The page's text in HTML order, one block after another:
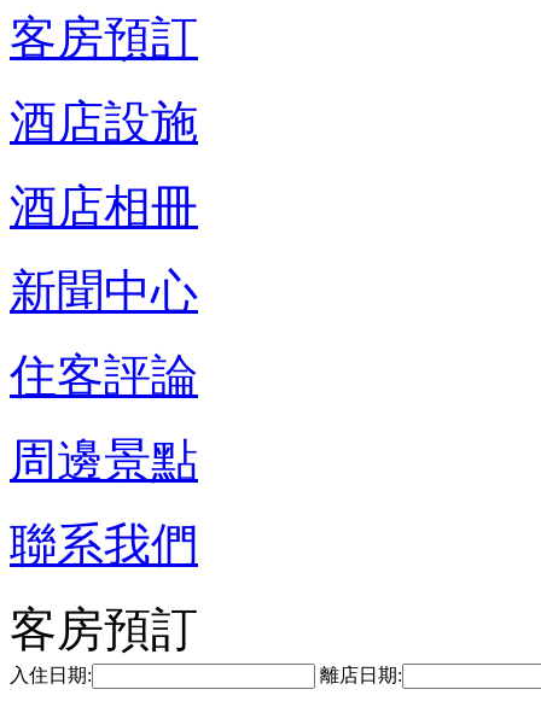
客房預訂
酒店設施
酒店相冊
新聞中心
住客評論
周邊景點
聯系我們
客房預訂
入住日期: 離店日期: